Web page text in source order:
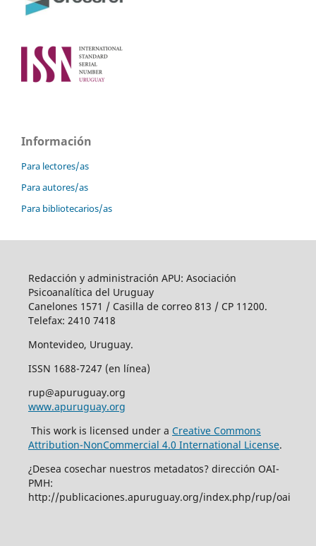
Información
Para lectores/as
Para autores/as
Para bibliotecarios/as
Redacción y administración APU: Asociación
Psicoanalítica del Uruguay
Canelones 1571 / Casilla de correo 813 / CP 11200.
Telefax: 2410 7418
Montevideo, Uruguay.
ISSN 1688-7247 (en línea)
rup@apuruguay.org
www.apuruguay.org
This work is licensed under a Creative Commons
Attribution-NonCommercial 4.0 International License.
¿Desea cosechar nuestros metadatos? dirección OAI-
PMH:
http://publicaciones.apuruguay.org/index.php/rup/oai